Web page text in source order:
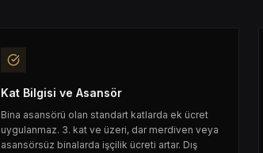
Kat Bilgisi ve Asansör
Bina asansörü olan standart katlarda ek ücret
uygulanmaz. 3. kat ve üzeri, dar merdiven veya
asansörsüz binalarda işçilik ücreti artar. Dış